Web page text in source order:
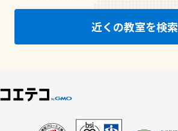
近くの教室を検索